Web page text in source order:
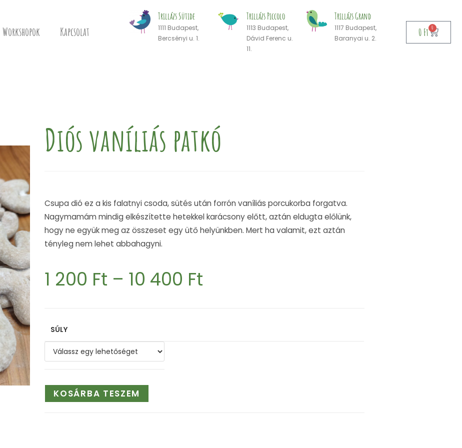
Workshopok Kapcsolat
Trillázs Sütide
1111 Budapest,
Bercsényi u. 1.
Trillázs Piccolo
1113 Budapest,
Dávid Ferenc u.
11.
Trillázs Grand
1117 Budapest,
Baranyai u. 2.
0 Ft 0
Diós vaníliás patkó
Csupa dió ez a kis falatnyi csoda, sütés után forrón vaníliás porcukorba forgatva.
Nagymamám mindig elkészítette hetekkel karácsony előtt, aztán eldugta előlünk,
hogy ne együk meg az összeset egy ütő helyünkben. Mert ha valamit, ezt aztán
tényleg nem lehet abbahagyni.
1 200 Ft – 10 400 Ft
SÚLY
KOSÁRBA TESZEM